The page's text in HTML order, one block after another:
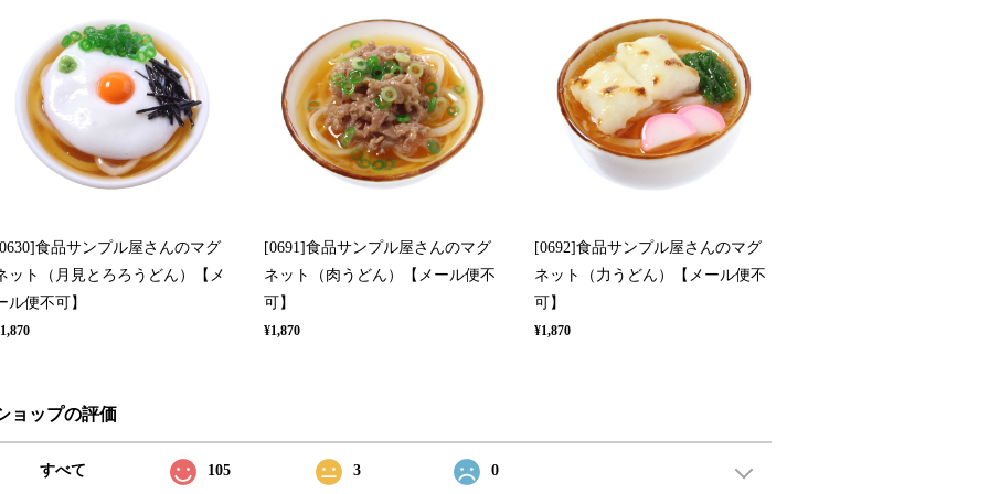
食品サンプル屋さんのマグ
ット（月見とろろうどん）【メ
ル便不可】
[0691]食品サンプル屋さんのマグ
ネット（肉うどん）【メール便不
可】
¥1,870
[0692]食品サンプル屋さんのマグ
ネット（力うどん）【メール便不
可】
¥1,870
ョップの評価
すべて 105 3 0